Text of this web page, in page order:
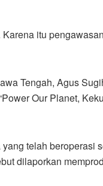
itu
Tengah, Agus
Our Planet,
telah beroperasi
dilaporkan